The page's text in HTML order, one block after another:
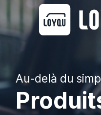
Au-delà du